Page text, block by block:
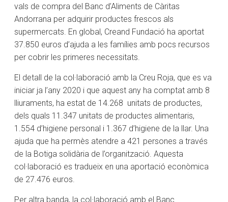
vals de compra del Banc d’Aliments de Càritas
Andorrana per adquirir productes frescos als
supermercats. En global, Creand Fundació ha aportat
37.850 euros d’ajuda a les famílies amb pocs recursos
per cobrir les primeres necessitats.
El detall de la col·laboració amb la Creu Roja, que es va
iniciar ja l’any 2020 i que aquest any ha comptat amb 8
lliuraments, ha estat de 14.268 unitats de productes,
dels quals 11.347 unitats de productes alimentaris,
1.554 d’higiene personal i 1.367 d’higiene de la llar. Una
ajuda que ha permès atendre a 421 persones a través
de la Botiga solidària de l’organització. Aquesta
col·laboració es tradueix en una aportació econòmica
de 27.476 euros.
Per altra banda, la col·laboració amb el Banc